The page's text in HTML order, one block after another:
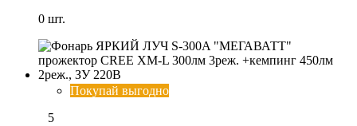
0 шт.
Покупай выгодно
5